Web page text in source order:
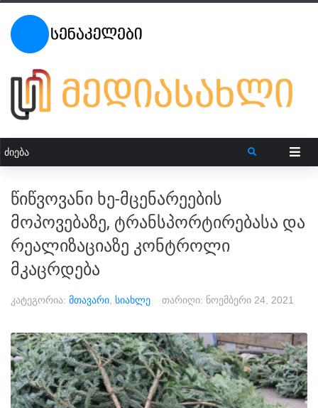
წიწვოვანი ხე-მცენარეების
მოპოვებაზე, ტრანსპორტირებასა და
რეალიზაციაზე კონტროლი
მკაცრდება
კატეგორია: მთავარი სიახლე თარიღი: ნოემბერი 24, 2021